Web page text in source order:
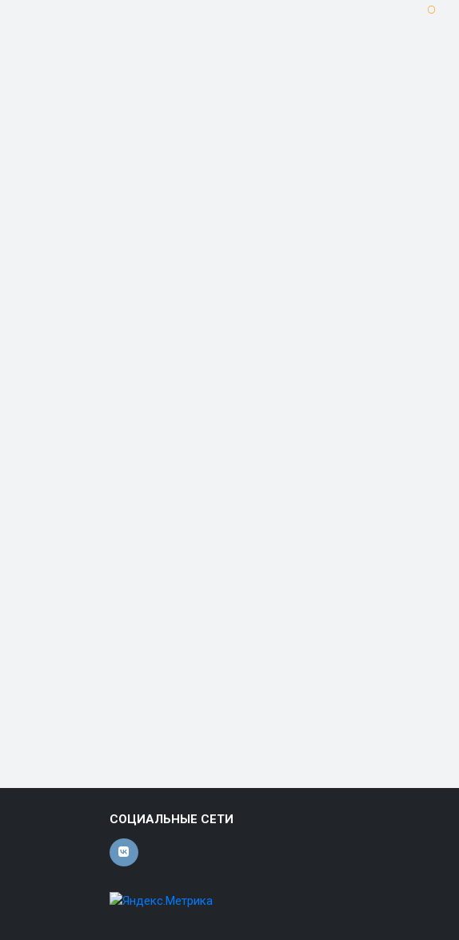
СОЦИАЛЬНЫЕ СЕТИ